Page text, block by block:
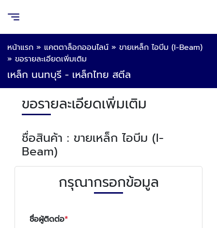
หน้าแรก » แคตตาล็อกออนไลน์ » ขายเหล็ก ไอบีม (I-Beam)
» ขอรายละเอียดเพิ่มเติม
เหล็ก นนทบุรี - เหล็กไทย สตีล
ขอรายละเอียดเพิ่มเติม
ชื่อสินค้า : ขายเหล็ก ไอบีม (I-
Beam)
กรุณากรอกข้อมูล
ชื่อผู้ติดต่อ